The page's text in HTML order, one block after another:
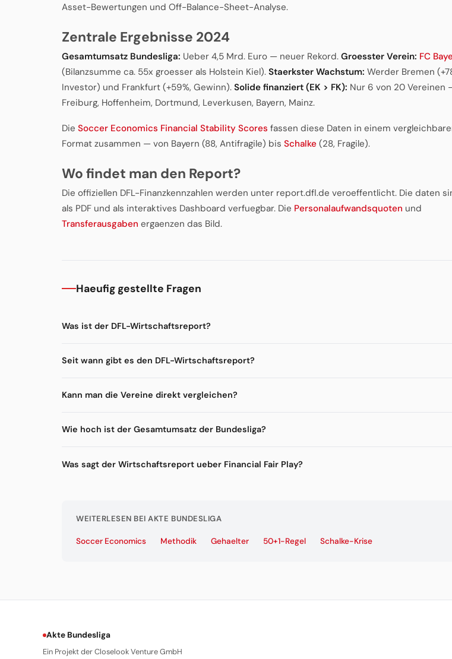
Asset-Bewertungen und Off-Balance-Sheet-Analyse.
Zentrale Ergebnisse 2024
Gesamtumsatz Bundesliga: Ueber 4,5 Mrd. Euro — neuer Rekord. Groesster Verein: FC
(Bilanzsumme ca. 55x groesser als Holstein Kiel). Staerkster Wachstum: Werder Bremen
Investor) und Frankfurt (+59%, Gewinn). Solide finanziert (EK > FK): Nur 6 von 20 Vereinen
Freiburg, Hoffenheim, Dortmund, Leverkusen, Bayern, Mainz.
Die Soccer Economics Financial Stability Scores fassen diese Daten in einem
Format zusammen — von Bayern (88, Antifragile) bis Schalke (28, Fragile).
Wo findet man den Report?
Die offiziellen DFL-Finanzkennzahlen werden unter report.dfl.de veroeffentlicht. Die daten
als PDF und als interaktives Dashboard verfuegbar. Die Personalaufwandsquoten und
Transferausgaben ergaenzen das Bild.
Haeufig gestellte Fragen
Was ist der DFL-Wirtschaftsreport?
Seit wann gibt es den DFL-Wirtschaftsreport?
Kann man die Vereine direkt vergleichen?
Wie hoch ist der Gesamtumsatz der Bundesliga?
Was sagt der Wirtschaftsreport ueber Financial Fair Play?
WEITERLESEN BEI AKTE BUNDESLIGA
Soccer Economics Methodik Gehaelter 50+1-Regel Schalke-Krise
Akte Bundesliga
Ein Projekt der Closelook Venture GmbH